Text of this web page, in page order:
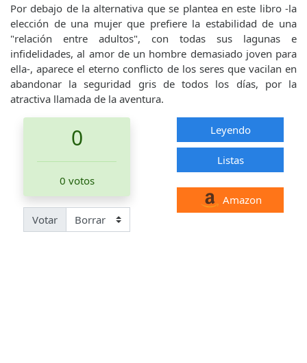
Por debajo de la alternativa que se plantea en este libro -la
elección de una mujer que prefiere la estabilidad de una
"relación entre adultos", con todas sus lagunas e
infidelidades, al amor de un hombre demasiado joven para
ella-, aparece el eterno conflicto de los seres que vacilan en
abandonar la seguridad gris de todos los días, por la
atractiva llamada de la aventura.
0
0 votos
Votar
Leyendo
Listas
Amazon